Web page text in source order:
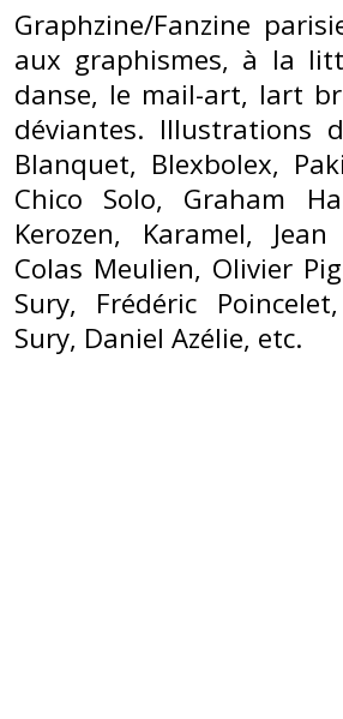
‎Graphzine/Fanzine
aux graphismes, à la
danse, le mail-art, lart
déviantes. Illustrations
Blanquet, Blexbolex,
Chico Solo, Graham
Kerozen, Karamel,
Colas Meulien, Olivier
Sury, Frédéric
Sury, Daniel Azélie, etc. ‎